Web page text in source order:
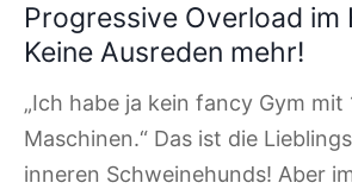
Progressive Overload im
Keine Ausreden mehr!
„Ich habe ja kein fancy Gym mit
Maschinen.“ Das ist die
inneren Schweinehunds! Aber